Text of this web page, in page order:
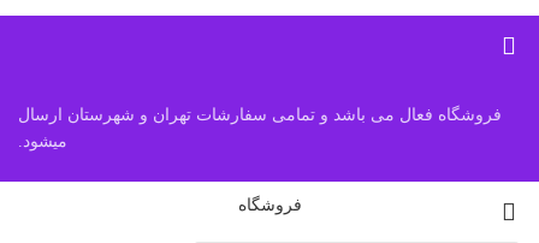
فروشگاه فعال می باشد و تمامی سفارشات تهران و شهرستان ارسال
میشود.
فروشگاه